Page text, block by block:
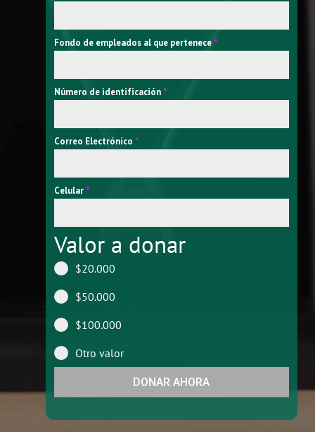
Fondo de empleados al que pertenece *
Número de identificación *
Correo Electrónico *
Celular *
Valor a donar
$20.000
$50.000
$100.000
Otro valor
DONAR AHORA